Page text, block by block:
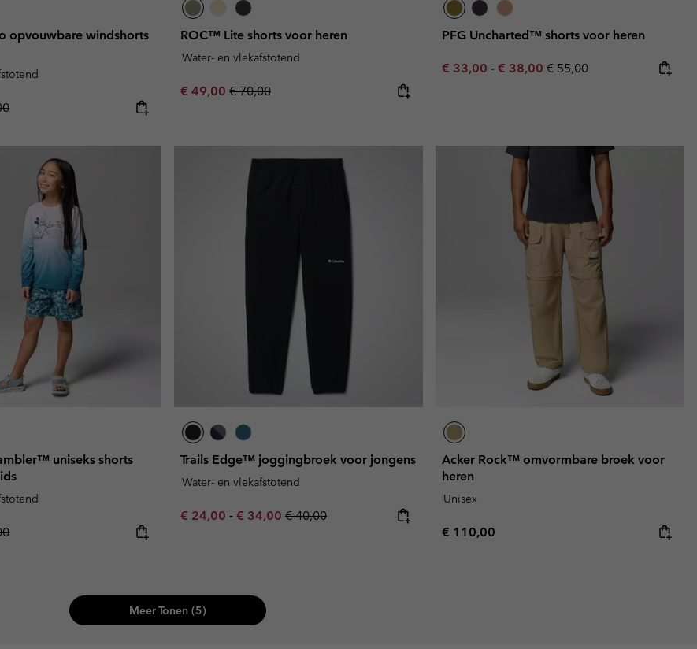
opvouwbare windshorts
price:
ROC™ Lite shorts voor heren
Water- en vlekafstotend
Sale price:
€ 49,00 Regular price:
€ 70,00
PFG Uncharted™ shorts voor heren
Minimum sale price:
€ 33,00 - Maximum sale price:
€ 38,00 Regular price:
€ 55,00
uniseks shorts
price:
Trails Edge™ joggingbroek voor jongens
Water- en vlekafstotend
Minimum sale price:
€ 24,00 - Maximum sale price:
€ 34,00 Regular price:
€ 40,00
Acker Rock™ omvormbare broek voor
heren
Unisex
Regular price:
€ 110,00
Meer Tonen (5)